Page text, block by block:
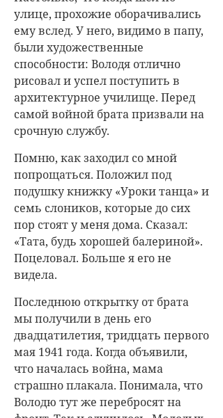
улице, прохожие оборачивались
ему вслед. У него, видимо в папу,
были художественные
способности: Володя отлично
рисовал и успел поступить в
архитектурное училище. Перед
самой войной брата призвали на
срочную службу.
Помню, как заходил со мной
попрощаться. Положил под
подушку книжку «Уроки танца» и
семь слоников, которые до сих
пор стоят у меня дома. Сказал:
«Тата, будь хорошей балериной».
Поцеловал. Больше я его не
видела.
Последнюю открытку от брата
мы получили в день его
двадцатилетия, тридцать первого
мая 1941 года. Когда объявили,
что началась война, мама
страшно плакала. Понимала, что
Володю тут же перебросят на